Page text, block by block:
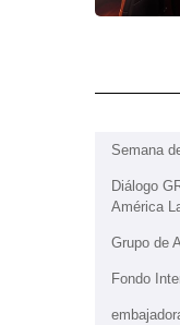
Semana
Diálogo
América
Grupo de
Fondo